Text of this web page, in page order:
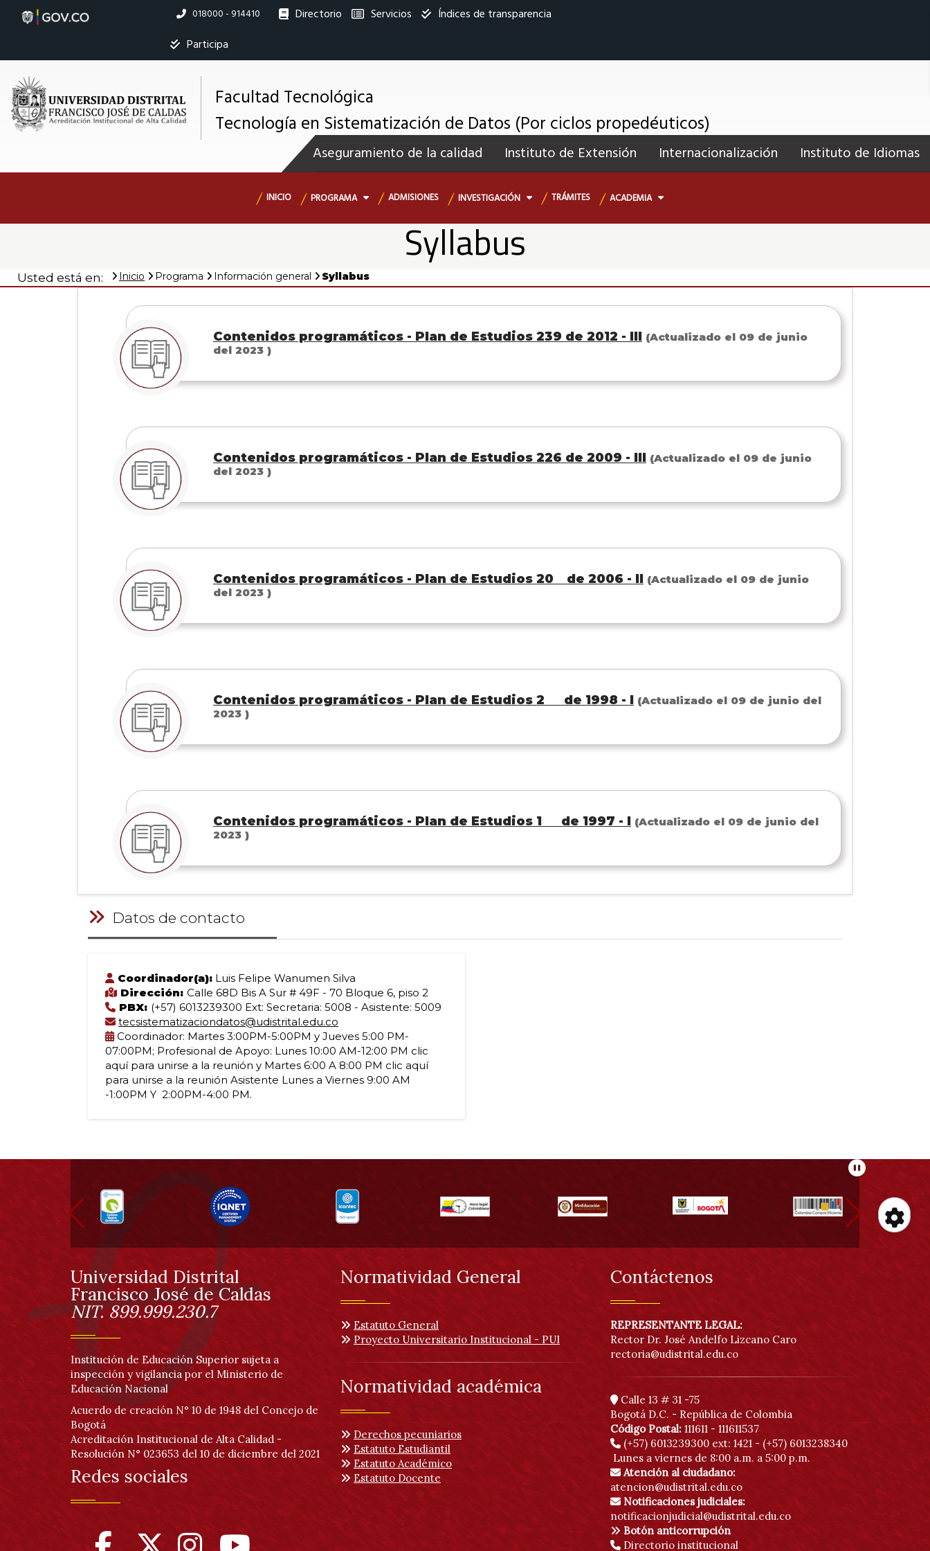
Linea
018000 - 914410 Directorio Servicios
Índices de transparencia
Participa
Facultad Tecnológica
Tecnología en Sistematización de Datos (Por ciclos propedéuticos)
Menú
secundario
Aseguramiento de la calidad Instituto de Extensión Internacionalización Instituto de Idiomas
principal
INICIO PROGRAMA ADMISIONES INVESTIGACIÓN TRÁMITES ACADEMIA
Syllabus
Usted está en: Inicio Programa Información general Syllabus
Contenidos programáticos - Plan de Estudios 239 de 2012 - III (Actualizado el 09 de junio
del 2023 )
Contenidos programáticos - Plan de Estudios 226 de 2009 - III (Actualizado el 09 de junio
del 2023 )
Contenidos programáticos - Plan de Estudios 20 de 2006 - II (Actualizado el 09 de junio
del 2023 )
Contenidos programáticos - Plan de Estudios 2 de 1998 - I (Actualizado el 09 de junio del
2023 )
Contenidos programáticos - Plan de Estudios 1 de 1997 - I (Actualizado el 09 de junio del
2023 )
Datos de contacto
Coordinador(a): Luis Felipe Wanumen Silva
Dirección: Calle 68D Bis A Sur # 49F - 70 Bloque 6, piso 2
PBX: (+57) 6013239300 Ext: Secretaria: 5008 - Asistente: 5009
tecsistematizaciondatos@udistrital.edu.co
Coordinador: Martes 3:00PM-5:00PM y Jueves 5:00 PM-
07:00PM; Profesional de Apoyo: Lunes 10:00 AM-12:00 PM clic
aquí para unirse a la reunión y Martes 6:00 A 8:00 PM clic aquí
para unirse a la reunión Asistente Lunes a Viernes 9:00 AM
-1:00PM Y 2:00PM-4:00 PM.
Información
pie
de
páginaInformación
Universidad Distrital
Francisco José de Caldas
NIT. 899.999.230.7
Institución de Educación Superior sujeta a
inspección y vigilancia por el Ministerio de
Educación Nacional
Acuerdo de creación N° 10 de 1948 del Concejo de
Bogotá
Acreditación Institucional de Alta Calidad -
Resolución N° 023653 del 10 de diciembre del 2021
Redes sociales
Normatividad General
Estatuto General
Proyecto Universitario Institucional - PUI
Normatividad académica
Derechos pecuniarios
Estatuto Estudiantil
Estatuto Académico
Estatuto Docente
Contáctenos
REPRESENTANTE LEGAL:
Rector Dr. José Andelfo Lizcano Caro
rectoria@udistrital.edu.co
Calle 13 # 31 -75
Bogotá D.C. - República de Colombia
Código Postal: 111611 - 111611537
(+57) 6013239300 ext: 1421 - (+57) 6013238340
Lunes a viernes de 8:00 a.m. a 5:00 p.m.
Atención al ciudadano:
atencion@udistrital.edu.co
Notificaciones judiciales:
notificacionjudicial@udistrital.edu.co
Botón anticorrupción
Directorio institucional